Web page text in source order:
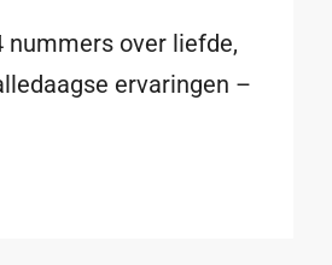
nummers over liefde,
ervaringen –